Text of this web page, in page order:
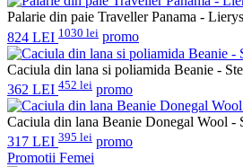
Palarie din paie Traveller Panama - Lierys
824 LEI 1030 lei promo
Caciula din lana si poliamida Beanie -
362 LEI 452 lei promo
Caciula din lana Beanie Donegal Wool -
317 LEI 395 lei promo
Promotii Femei